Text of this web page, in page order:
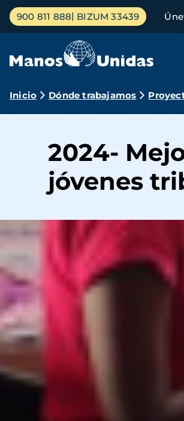
Pasar
contenido
Menú
principal
900 811 888 BIZUM 33439
Ruta
navegación
Inicio Dónde trabajamos
2024-
jóvenes